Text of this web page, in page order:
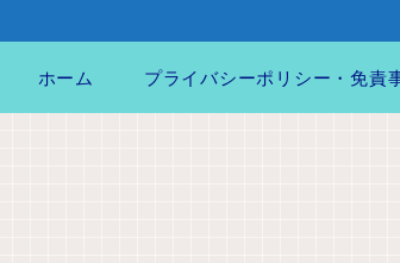
ホーム プライバシーポリシー・免責